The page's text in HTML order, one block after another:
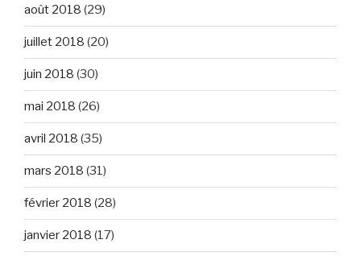
août 2018 (29)
juillet 2018 (20)
juin 2018 (30)
mai 2018 (26)
avril 2018 (35)
mars 2018 (31)
février 2018 (28)
janvier 2018 (17)